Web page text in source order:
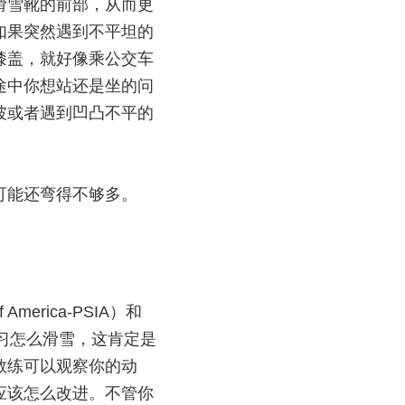
靴的前部，从而更
果突然遇到不平坦的
盖，就好像乘公交车
你想站还是坐的问
或者遇到凹凸不平的
还弯得不够多。
America-PSIA）和
怎么滑雪，这肯定是
练可以观察你的动
该怎么改进。不管你